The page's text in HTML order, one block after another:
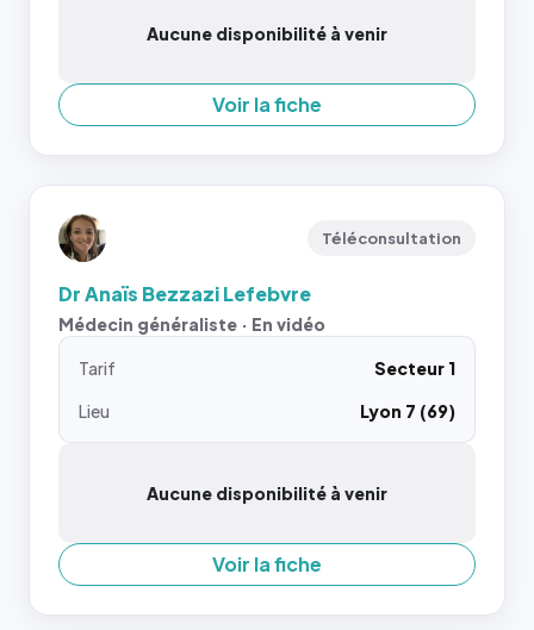
Aucune disponibilité à venir
Voir la fiche
Téléconsultation
Dr Anaïs Bezzazi Lefebvre
Médecin généraliste · En vidéo
Tarif
Secteur 1
Lieu
Lyon 7 (69)
Aucune disponibilité à venir
Voir la fiche